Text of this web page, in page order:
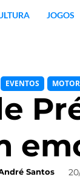
JOGOS
EVENTOS
Santos